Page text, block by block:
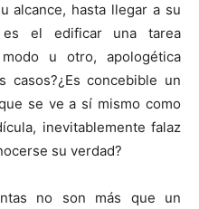
alcance, hasta llegar a su
es el edificar una tarea
u otro, apologética
concebible un
se ve a sí mismo como
inevitablemente falaz
su verdad?
no son más que un